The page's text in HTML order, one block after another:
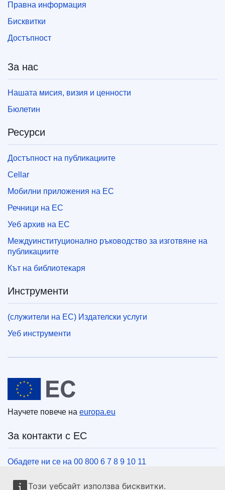
Този уебсайт използва бисквитки.
Правна информация
Бисквитки
Достъпност
За нас
Нашата мисия, визия и ценности
Бюлетин
Ресурси
Достъпност на публикациите
Cellar
Мобилни приложения на ЕС
Речници на ЕС
Уеб архив на ЕС
Междуинституционално ръководство за изготвяне на
публикациите
Кът на библиотекаря
Инструменти
(служители на ЕС) Издателски услуги
Уеб инструменти
Европейски съюз
Научете повече на europa.eu
За контакти с ЕС
Обадете ни се на 00 800 6 7 8 9 10 11
Използвайте други телефонни номера